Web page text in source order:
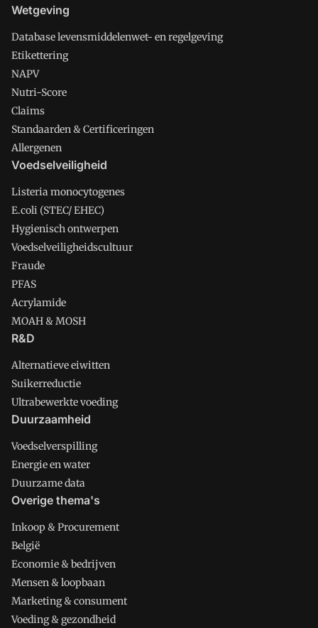
Wetgeving
Database levensmiddelenwet- en regelgeving
Etikettering
NAPV
Nutri-Score
Claims
Standaarden & Certificeringen
Allergenen
Voedselveiligheid
Listeria monocytogenes
E.coli (STEC/ EHEC)
Hygienisch ontwerpen
Voedselveiligheidscultuur
Fraude
PFAS
Acrylamide
MOAH & MOSH
R&D
Alternatieve eiwitten
Suikerreductie
Ultrabewerkte voeding
Duurzaamheid
Voedselverspilling
Energie en water
Duurzame data
Overige thema's
Inkoop & Procurement
België
Economie & bedrijven
Mensen & loopbaan
Marketing & consument
Voeding & gezondheid